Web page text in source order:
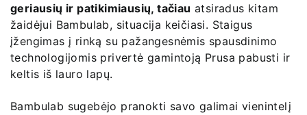
geriausių ir patikimiausių, tačiau atsiradus kitam
žaidėjui Bambulab, situacija keičiasi. Staigus
įžengimas į rinką su pažangesnėmis spausdinimo
technologijomis privertė gamintoją Prusa pabusti ir
keltis iš lauro lapų.
Bambulab sugebėjo pranokti savo galimai vienintelį